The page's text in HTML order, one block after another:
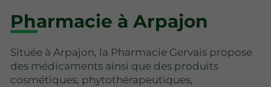
Pharmacie à Arpajon
Située à Arpajon, la Pharmacie Gervais propose
des médicaments ainsi que des produits
cosmétiques, phytothérapeutiques,